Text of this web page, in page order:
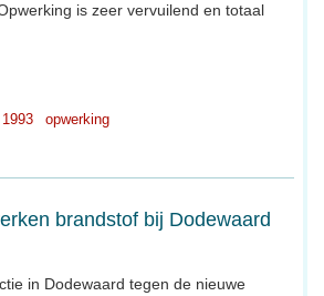
is zeer vervuilend en totaal
1993 opwerking
brandstof bij Dodewaard
in Dodewaard tegen de nieuwe